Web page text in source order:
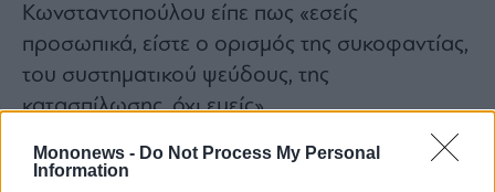
Mononews - Do Not Process My Personal
Information
Κωνσταντοπούλου είπε πως «εσείς
προσωπικά, είστε ο ορισμός της συκοφαντίας,
του συστηματικού ψεύδους, της
κατασπίλωσης, όχι εμείς».